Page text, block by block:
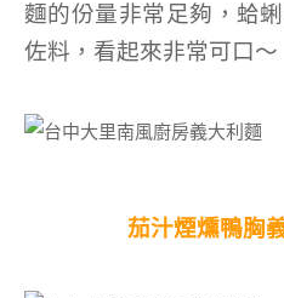
麵的份量非常足夠，蛤
佐料，看起來非常可口～
茄汁煙燻鴨胸